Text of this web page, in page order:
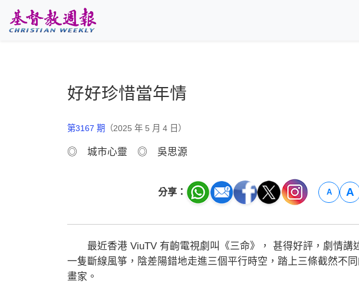
好好珍惜當年情
第3167 期 （2025 年 5 月 4 日）
◎ 城市心靈 ◎ 吳思源
分享： A A
最近香港 ViuTV 有齣電視劇叫《三命》， 甚得好評，劇情講
一隻斷線風箏，陰差陽錯地走進三個平行時空，踏上三條截然不
畫家。